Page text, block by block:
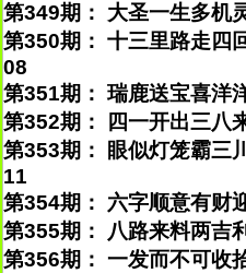
第349期： 大圣一生多机
第350期： 十三里路走四
08
第351期： 瑞鹿送宝喜洋
第352期： 四一开出三八
第353期： 眼似灯笼霸三
11
第354期： 六字顺意有财
第355期： 八路来料两吉
第356期： 一发而不可收